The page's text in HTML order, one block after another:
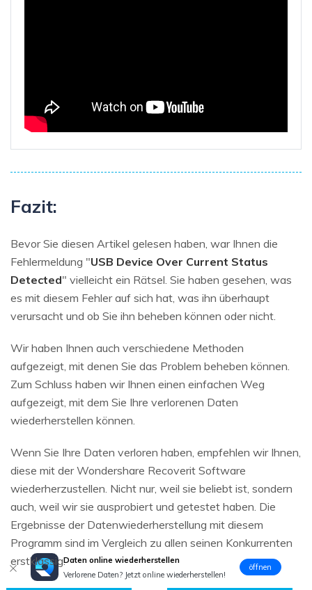
Fazit:
Bevor Sie diesen Artikel gelesen haben, war Ihnen die
Fehlermeldung "USB Device Over Current Status
Detected" vielleicht ein Rätsel. Sie haben gesehen, was
es mit diesem Fehler auf sich hat, was ihn überhaupt
verursacht und ob Sie ihn beheben können oder nicht.
Wir haben Ihnen auch verschiedene Methoden
aufgezeigt, mit denen Sie das Problem beheben können.
Zum Schluss haben wir Ihnen einen einfachen Weg
aufgezeigt, mit dem Sie Ihre verlorenen Daten
wiederherstellen können.
Wenn Sie Ihre Daten verloren haben, empfehlen wir Ihnen,
diese mit der Wondershare Recoverit Software
wiederherzustellen. Nicht nur, weil sie beliebt ist, sondern
auch, weil wir sie ausprobiert und getestet haben. Die
Ergebnisse der Datenwiederherstellung mit diesem
Programm sind im Vergleich zu allen seinen Konkurrenten
erstklassig.Daten online wiederherstellen
Verlorene Daten? Jetzt online wiederherstellen!
öffnen